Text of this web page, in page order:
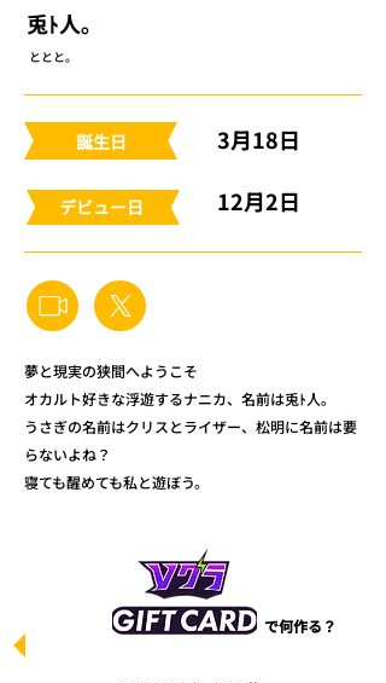
兎ﾄ人｡
ととと。
​誕生日
​デビュー日
3月18日
12月2日
夢と現実の狭間へようこそ
オカルト好きな浮遊するナニカ、名前は兎ﾄ人｡
うさぎの名前はクリスとライザー、松明に名前は要
らないよね？
寝ても醒めても私と遊ぼう。
で何作る？